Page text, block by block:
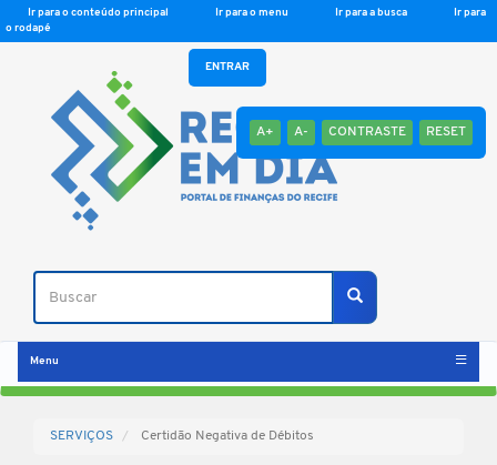
Ir para o conteúdo principal Ir para o menu Ir para a busca
Ir para
o rodapé
A+ A- CONTRASTE RESET
Buscar
Buscar
ENTRAR
Menu
SERVIÇOS Certidão Negativa de Débitos